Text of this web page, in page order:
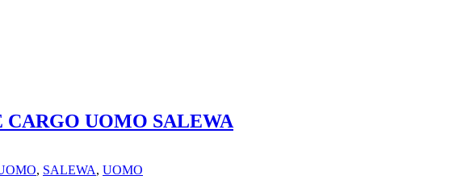
CARGO UOMO SALEWA
, SALEWA, UOMO